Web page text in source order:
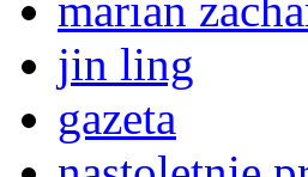
jin ling
gazeta